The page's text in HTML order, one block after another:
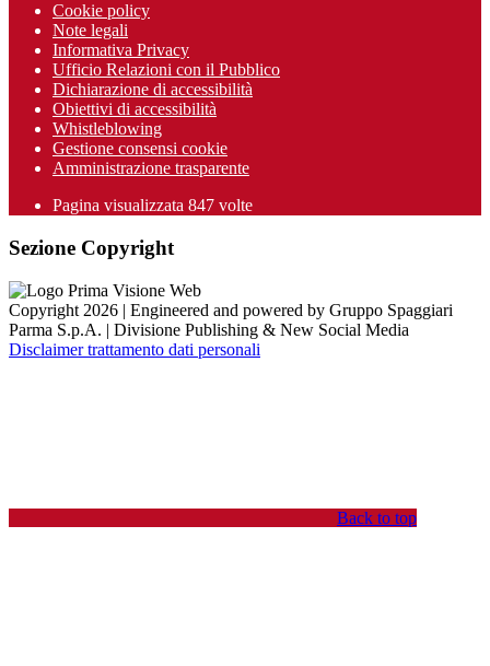
Cookie policy
Note legali
Informativa Privacy
Ufficio Relazioni con il Pubblico
Dichiarazione di accessibilità
Obiettivi di accessibilità
Whistleblowing
Gestione consensi cookie
Amministrazione trasparente
Pagina visualizzata 847 volte
Sezione Copyright
Copyright 2026 | Engineered and powered by Gruppo Spaggiari
Parma S.p.A. | Divisione Publishing & New Social Media
Disclaimer trattamento dati personali
Back to top